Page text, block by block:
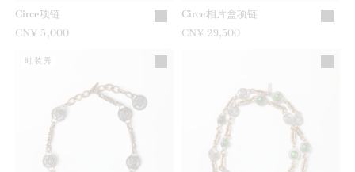
Circe项链
CN¥ 5,000
Circe相片盒项链
CN¥ 29,500
时装秀